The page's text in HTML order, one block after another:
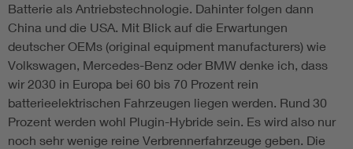
Batterie als Antriebstechnologie. Dahinter folgen dann
China und die USA. Mit Blick auf die Erwartungen
deutscher OEMs (original equipment manufacturers) wie
Volkswagen, Mercedes-Benz oder BMW denke ich, dass
wir 2030 in Europa bei 60 bis 70 Prozent rein
batterieelektrischen Fahrzeugen liegen werden. Rund 30
Prozent werden wohl Plugin-Hybride sein. Es wird also nur
noch sehr wenige reine Verbrennerfahrzeuge geben. Die